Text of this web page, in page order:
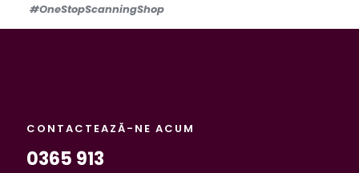
#OneStopScanningShop
CONTACTEAZĂ-NE ACUM
0365 913